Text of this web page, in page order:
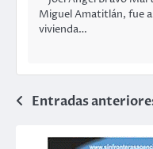
Miguel Amatitlán, fue
vivienda…
Navegación
Entradas